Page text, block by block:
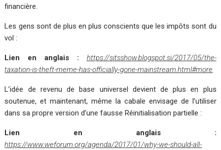
financière.
Les gens sont de plus en plus conscients que les impôts sont du
vol :
Lien en anglais :
https://sitsshow.blogspot.si/2017/05/the-
taxation-is-theft-meme-has-officially-gone-mainstream.html#more
L’idée de revenu de base universel devient de plus en plus
soutenue, et maintenant, même la cabale envisage de l’utiliser
dans sa propre version d’une fausse Réinitialisation partielle :
Lien en anglais :
https://www.weforum.org/agenda/2017/01/why-we-should-all-